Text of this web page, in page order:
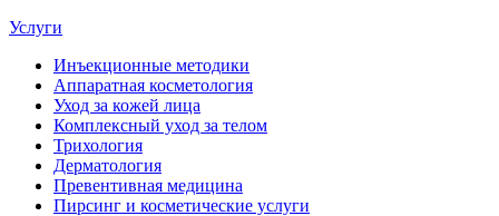
Услуги
Инъекционные методики
Аппаратная косметология
Уход за кожей лица
Комплексный уход за телом
Трихология
Дерматология
Превентивная медицина
Пирсинг и косметические услуги